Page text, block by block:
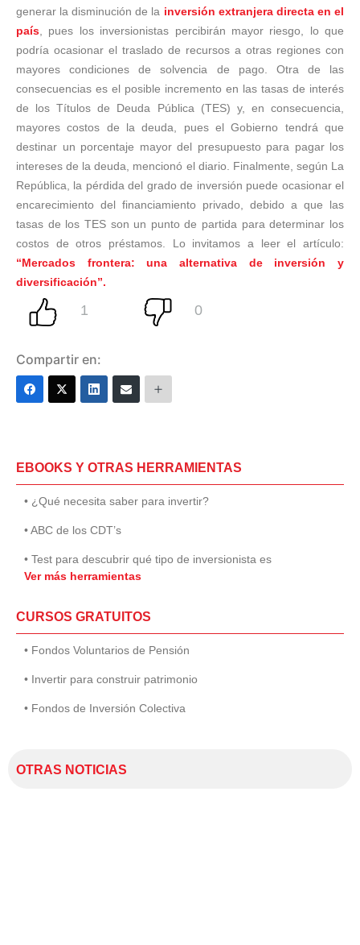
generar la disminución de la inversión extranjera directa en el
país , pues los inversionistas percibirán mayor riesgo, lo que
podría ocasionar el traslado de recursos a otras regiones con
mayores condiciones de solvencia de pago. Otra de las
consecuencias es el posible incremento en las tasas de interés
de los Títulos de Deuda Pública (TES) y, en consecuencia,
mayores costos de la deuda, pues el Gobierno tendrá que
destinar un porcentaje mayor del presupuesto para pagar los
intereses de la deuda, mencionó el diario. Finalmente, según La
República, la pérdida del grado de inversión puede ocasionar el
encarecimiento del financiamiento privado, debido a que las
tasas de los TES son un punto de partida para determinar los
costos de otros préstamos. Lo invitamos a leer el artículo:
“Mercados frontera: una alternativa de inversión y
diversificación”.
Compartir en:
EBOOKS Y OTRAS HERRAMIENTAS
• ¿Qué necesita saber para invertir?
• ABC de los CDT’s
• Test para descubrir qué tipo de inversionista es
Ver más herramientas
CURSOS GRATUITOS
• Fondos Voluntarios de Pensión
• Invertir para construir patrimonio
• Fondos de Inversión Colectiva
OTRAS NOTICIAS